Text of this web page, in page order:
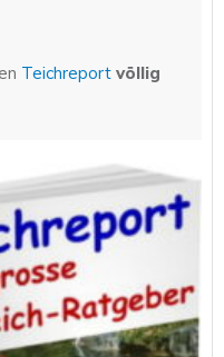
Teichreport völlig